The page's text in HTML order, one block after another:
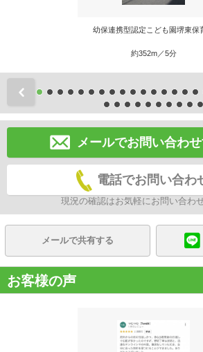
幼保連携型認定こども園堺東保
約352m／5分
前
メールでお問い合わ
電話でお問い合わ
現況の確認はお気軽にお問い合わ
メールで共有する
お客様の声